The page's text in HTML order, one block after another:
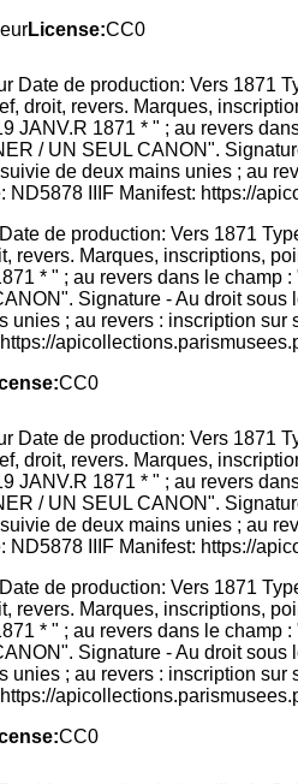
License:CC0
de production: Vers 1871
revers. Marques, inscriptions,
* " ; au revers dans le
Signature - Au droit
; au revers : inscription
CC0
de production: Vers 1871
revers. Marques, inscriptions,
* " ; au revers dans le
Signature - Au droit
; au revers : inscription
CC0